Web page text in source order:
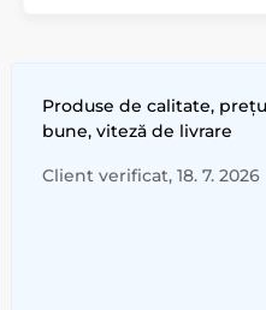
Produse de calitate,
bune, viteză de livrare
Client verificat, 18. 7. 2026